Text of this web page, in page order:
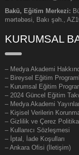
Bakü, Eğitim Merkezi:
mərtəbəsi, Bakı şəh.,
KURUMSAL
– Medya Akademi
– Bireysel Eğitim
– Kurumsal Eğitim
– 2024 Güncel Eğitim
– Medya Akademi
– Kişisel Verilerin
– Gizlilik ve Çerez
– Kullanıcı Sözleşmesi
– İptal, İade Koşulları
– Ankara Ofisi (İletişim)